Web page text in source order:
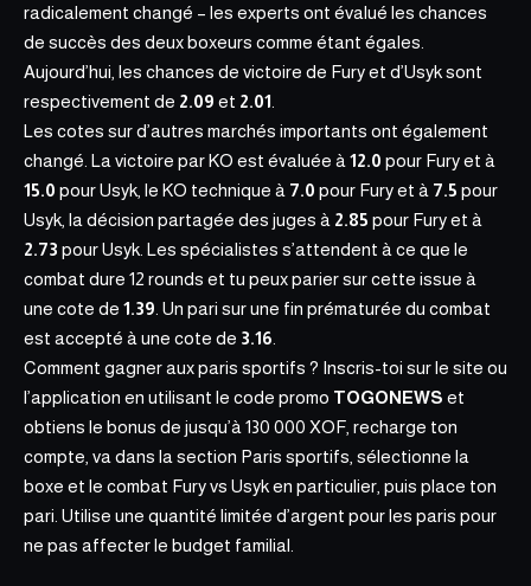
radicalement changé – les experts ont évalué les chances
de succès des deux boxeurs comme étant égales.
Aujourd’hui, les chances de victoire de Fury et d’Usyk sont
respectivement de 2.09 et 2.01
Les cotes sur d’autres marchés importants ont également
changé. La victoire par KO est évaluée à 12.0 pour Fury et à
15.0 pour Usyk, le KO technique à 7.0 pour Fury et à 7.5 pour
Usyk, la décision partagée des juges à 2.85 pour Fury et à
2.73 pour Usyk. Les spécialistes s’attendent à ce que le
combat dure 12 rounds et tu peux parier sur cette issue à
une cote de 1.39 . Un pari sur une fin prématurée du combat
est accepté à une cote de 3.16
Comment gagner aux paris sportifs ? Inscris-toi sur le site ou
l’application en utilisant le code promo TOGONEWS et
obtiens le bonus de jusqu’à 130 000 XOF, recharge ton
compte, va dans la section Paris sportifs, sélectionne la
boxe et le combat Fury vs Usyk en particulier, puis place ton
pari. Utilise une quantité limitée d’argent pour les paris pour
ne pas affecter le budget familial.